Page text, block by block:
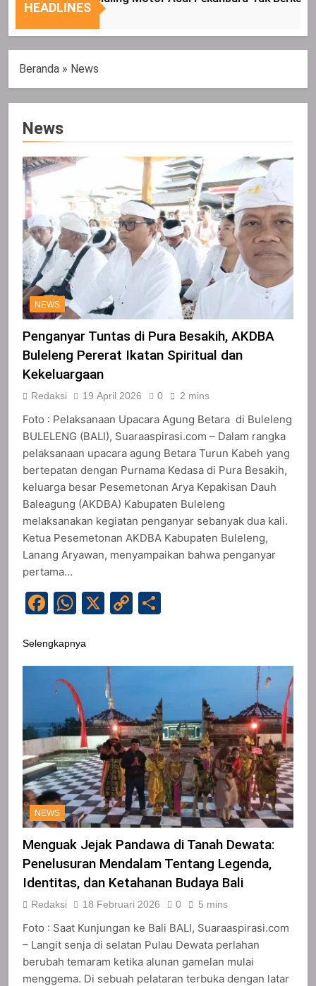
Sasaran
HEADLINES
Beranda » News
News
NEWS
Penganyar Tuntas di Pura Besakih, AKDBA
Buleleng Pererat Ikatan Spiritual dan
Kekeluargaan
Redaksi 19 April 2026 0 2 mins
Foto : Pelaksanaan Upacara Agung Betara di Buleleng
BULELENG (BALI), Suaraaspirasi.com – Dalam rangka
pelaksanaan upacara agung Betara Turun Kabeh yang
bertepatan dengan Purnama Kedasa di Pura Besakih,
keluarga besar Pesemetonan Arya Kepakisan Dauh
Baleagung (AKDBA) Kabupaten Buleleng
melaksanakan kegiatan penganyar sebanyak dua kali.
Ketua Pesemetonan AKDBA Kabupaten Buleleng,
Lanang Aryawan, menyampaikan bahwa penganyar
pertama…
Facebook
WhatsApp
X
Copy
Selengkapnya
NEWS
Menguak Jejak Pandawa di Tanah Dewata:
Penelusuran Mendalam Tentang Legenda,
Identitas, dan Ketahanan Budaya Bali
Redaksi 18 Februari 2026 0 5 mins
Foto : Saat Kunjungan ke Bali BALI, Suaraaspirasi.com
– Langit senja di selatan Pulau Dewata perlahan
berubah temaram ketika alunan gamelan mulai
menggema. Di sebuah pelataran terbuka dengan latar